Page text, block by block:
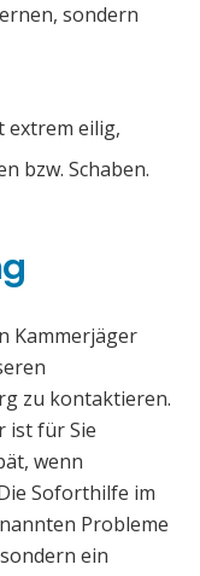
sondern
extrem eilig,
bzw. Schaben.
Kammerjäger
zu kontaktieren.
ist für Sie
wenn
Soforthilfe im
Probleme
ein